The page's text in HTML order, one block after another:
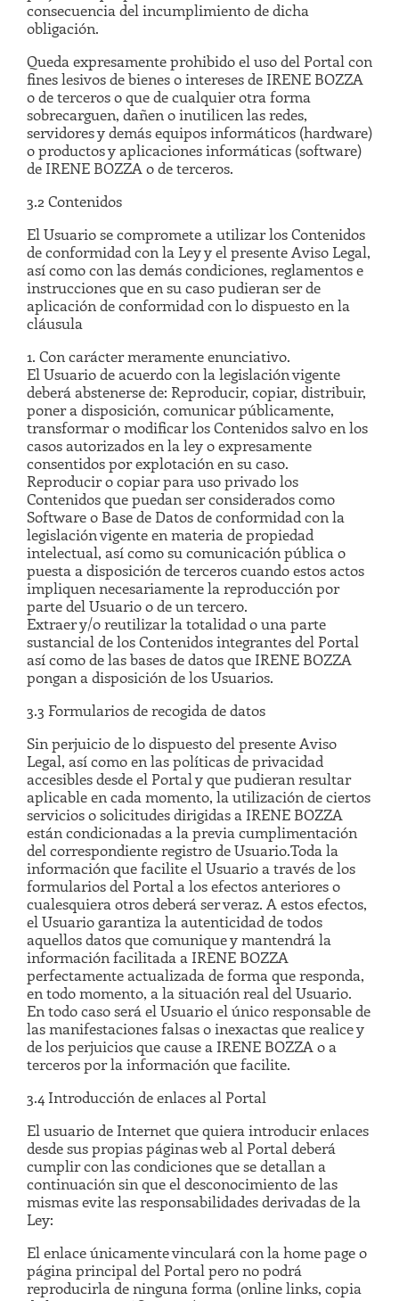
consecuencia del incumplimiento de dicha
obligación.
Queda expresamente prohibido el uso del Portal con
fines lesivos de bienes o intereses de IRENE BOZZA
o de terceros o que de cualquier otra forma
sobrecarguen, dañen o inutilicen las redes,
servidores y demás equipos informáticos (hardware)
o productos y aplicaciones informáticas (software)
de IRENE BOZZA o de terceros.
3.2 Contenidos
El Usuario se compromete a utilizar los Contenidos
de conformidad con la Ley y el presente Aviso Legal,
así como con las demás condiciones, reglamentos e
instrucciones que en su caso pudieran ser de
aplicación de conformidad con lo dispuesto en la
cláusula
1. Con carácter meramente enunciativo.
El Usuario de acuerdo con la legislación vigente
deberá abstenerse de: Reproducir, copiar, distribuir,
poner a disposición, comunicar públicamente,
transformar o modificar los Contenidos salvo en los
casos autorizados en la ley o expresamente
consentidos por explotación en su caso.
Reproducir o copiar para uso privado los
Contenidos que puedan ser considerados como
Software o Base de Datos de conformidad con la
legislación vigente en materia de propiedad
intelectual, así como su comunicación pública o
puesta a disposición de terceros cuando estos actos
impliquen necesariamente la reproducción por
parte del Usuario o de un tercero.
Extraer y/o reutilizar la totalidad o una parte
sustancial de los Contenidos integrantes del Portal
así como de las bases de datos que IRENE BOZZA
pongan a disposición de los Usuarios.
3.3 Formularios de recogida de datos
Sin perjuicio de lo dispuesto del presente Aviso
Legal, así como en las políticas de privacidad
accesibles desde el Portal y que pudieran resultar
aplicable en cada momento, la utilización de ciertos
servicios o solicitudes dirigidas a IRENE BOZZA
están condicionadas a la previa cumplimentación
del correspondiente registro de Usuario.Toda la
información que facilite el Usuario a través de los
formularios del Portal a los efectos anteriores o
cualesquiera otros deberá ser veraz. A estos efectos,
el Usuario garantiza la autenticidad de todos
aquellos datos que comunique y mantendrá la
información facilitada a IRENE BOZZA
perfectamente actualizada de forma que responda,
en todo momento, a la situación real del Usuario.
En todo caso será el Usuario el único responsable de
las manifestaciones falsas o inexactas que realice y
de los perjuicios que cause a IRENE BOZZA o a
terceros por la información que facilite.
3.4 Introducción de enlaces al Portal
El usuario de Internet que quiera introducir enlaces
desde sus propias páginas web al Portal deberá
cumplir con las condiciones que se detallan a
continuación sin que el desconocimiento de las
mismas evite las responsabilidades derivadas de la
Ley:
El enlace únicamente vinculará con la home page o
página principal del Portal pero no podrá
reproducirla de ninguna forma (online links, copia